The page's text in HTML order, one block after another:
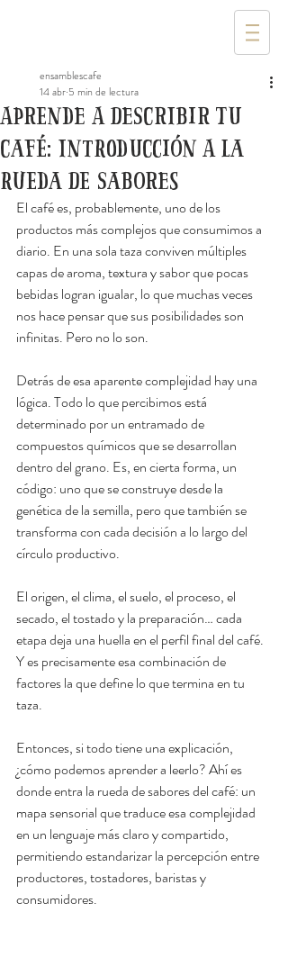
Aprende a describir tu
café: introducción a la
rueda de sabores
ensamblescafe
14 abr 5 min de lectura
El café es, probablemente, uno de los
productos más complejos que consumimos a
diario. En una sola taza conviven múltiples
capas de aroma, textura y sabor que pocas
bebidas logran igualar, lo que muchas veces
nos hace pensar que sus posibilidades son
infinitas. Pero no lo son.
Detrás de esa aparente complejidad hay una
lógica. Todo lo que percibimos está
determinado por un entramado de
compuestos químicos que se desarrollan
dentro del grano. Es, en cierta forma, un
código: uno que se construye desde la
genética de la semilla, pero que también se
transforma con cada decisión a lo largo del
círculo productivo.
El origen, el clima, el suelo, el proceso, el
secado, el tostado y la preparación… cada
etapa deja una huella en el perfil final del café.
Y es precisamente esa combinación de
factores la que define lo que termina en tu
taza.
Entonces, si todo tiene una explicación,
¿cómo podemos aprender a leerlo? Ahí es
donde entra la rueda de sabores del café: un
mapa sensorial que traduce esa complejidad
en un lenguaje más claro y compartido,
permitiendo estandarizar la percepción entre
productores, tostadores, baristas y
consumidores.